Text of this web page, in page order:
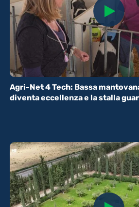
Agri-Net 4 Tech: Bassa
diventa eccellenza e la stalla